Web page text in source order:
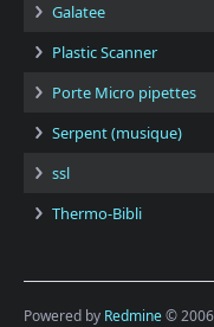
Galatee
Plastic Scanner
Porte Micro pipettes
Serpent (musique)
ssl
Thermo-Bibli
Powered by Redmine©